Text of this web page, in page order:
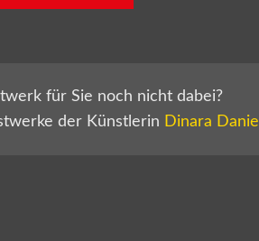
für Sie noch nicht dabei?
der Künstlerin Dinara Daniel